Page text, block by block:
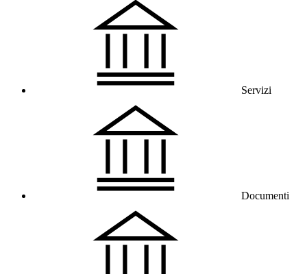
Servizi
Documenti